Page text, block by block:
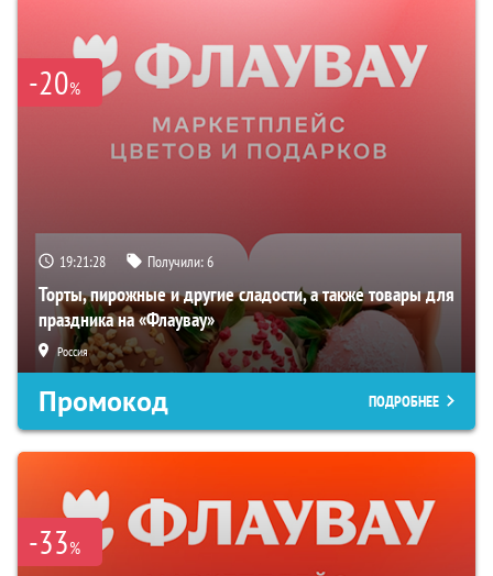
-20%
19:21:27 Получили:6
Торты, пирожные и другие сладости, а также товары для
праздника на «Флаувау»
Россия
Промокод ПОДРОБНЕЕ
-33%